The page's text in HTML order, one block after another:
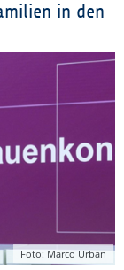
in den
Foto: Marco Urban